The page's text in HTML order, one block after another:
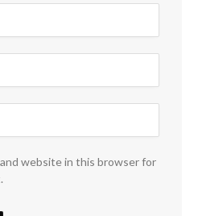
and website in this browser for